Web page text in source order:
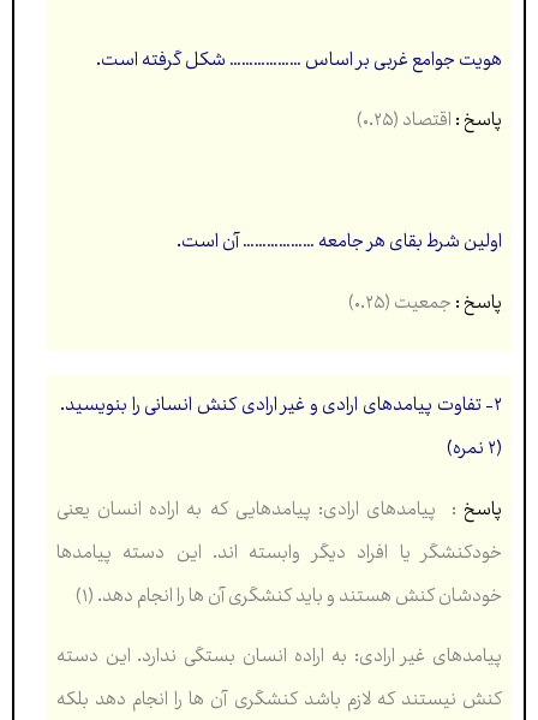
هویت جوامع غربی بر اساس ……………… شکل گرفته است.
پاسخ :اقتصاد(۰.۲۵)
اولین شرط بقای هر جامعه ……………… آن است.
پاسخ :جمعیت (۰.۲۵)
۲- تفاوت پیامدهای ارادی و غیر ارادی کنش انسانی را بنویسید.
(۲ نمره)
پاسخ : پیامدهای ارادی: پیامدهایی که به اراده انسان یعنی
خودکنشگر یا افراد دیگر وابسته اند. این دسته پیامدها
خودشان کنش هستند و باید کنشگری آن ها را انجام دهد. (۱)
پیامدهای غیر ارادی: به اراده انسان بستگی ندارد. این دسته
کنش نیستند که لازم باشد کنشگری آن ها را انجام دهد بلکه